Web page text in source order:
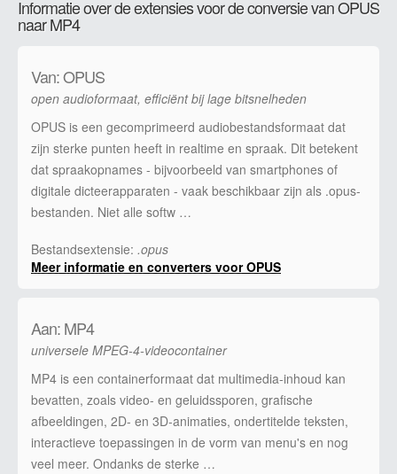
Informatie over de extensies voor de conversie van OPUS
naar MP4
Van: OPUS
open audioformaat, efficiënt bij lage bitsnelheden
OPUS is een gecomprimeerd audiobestandsformaat dat
zijn sterke punten heeft in realtime en spraak. Dit betekent
dat spraakopnames - bijvoorbeeld van smartphones of
digitale dicteerapparaten - vaak beschikbaar zijn als .opus-
bestanden. Niet alle softw …
Bestandsextensie: .opus
Meer informatie en converters voor OPUS
Aan: MP4
universele MPEG-4-videocontainer
MP4 is een containerformaat dat multimedia-inhoud kan
bevatten, zoals video- en geluidssporen, grafische
afbeeldingen, 2D- en 3D-animaties, ondertitelde teksten,
interactieve toepassingen in de vorm van menu's en nog
veel meer. Ondanks de sterke …